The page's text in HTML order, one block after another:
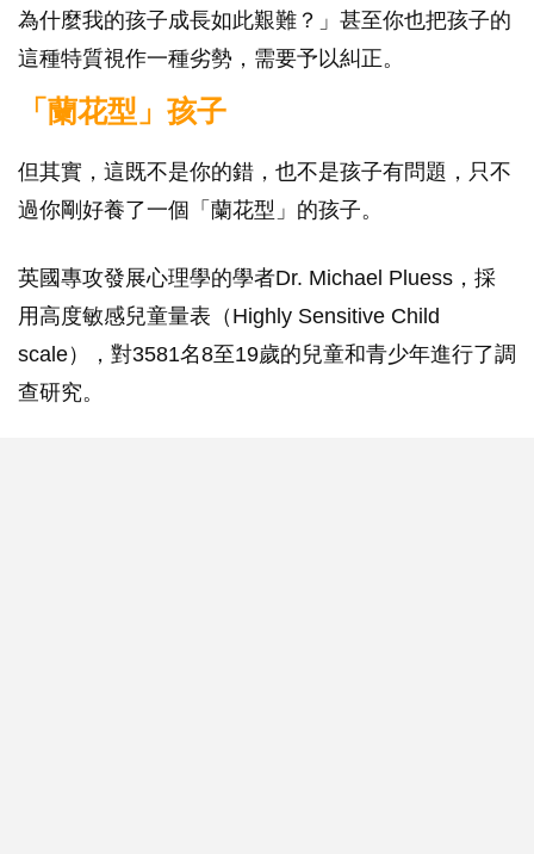
為什麼我的孩子成長如此艱難？」甚至你也把孩子的
這種特質視作一種劣勢，需要予以糾正。
「蘭花型」孩子
但其實，這既不是你的錯，也不是孩子有問題，只不
過你剛好養了一個「蘭花型」的孩子。
英國專攻發展心理學的學者Dr. Michael Pluess，採
用高度敏感兒童量表（Highly Sensitive Child
scale），對3581名8至19歲的兒童和青少年進行了調
查研究。